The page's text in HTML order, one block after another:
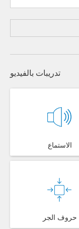
تدريبات بالفيديو
الاستماع
حروف الجر